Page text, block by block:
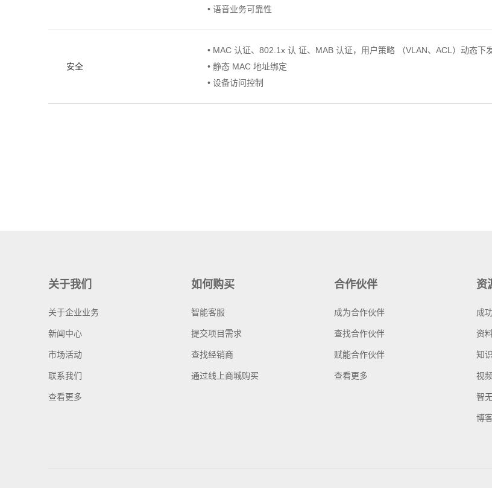
• 语音业务可靠性
安全
• MAC 认证、802.1x 认 证、MAB 认证，用户策略 （VLAN、ACL）动态下
• 静态 MAC 地址绑定
• 设备访问控制
关于我们
关于企业业务
新闻中心
市场活动
联系我们
查看更多
如何购买
智能客服
提交项目需求
查找经销商
通过线上商城购买
合作伙伴
成为合作伙伴
查找合作伙伴
赋能合作伙伴
查看更多
资
成
资
知
视
智
博